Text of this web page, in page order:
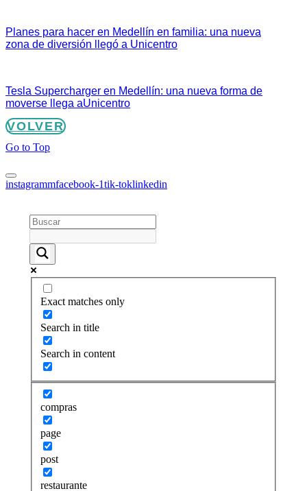
Planes para hacer en Medellín en familia: una nueva
zona de diversión llegó a Unicentro
Tesla Supercharger en Medellín: una nueva forma de
moverse llega aUnicentro
VOLVER
Go to Top
instagrammfacebook-1tik-toklinkedin
Exact matches only
Search in title
Search in content
compras
page
post
restaurante